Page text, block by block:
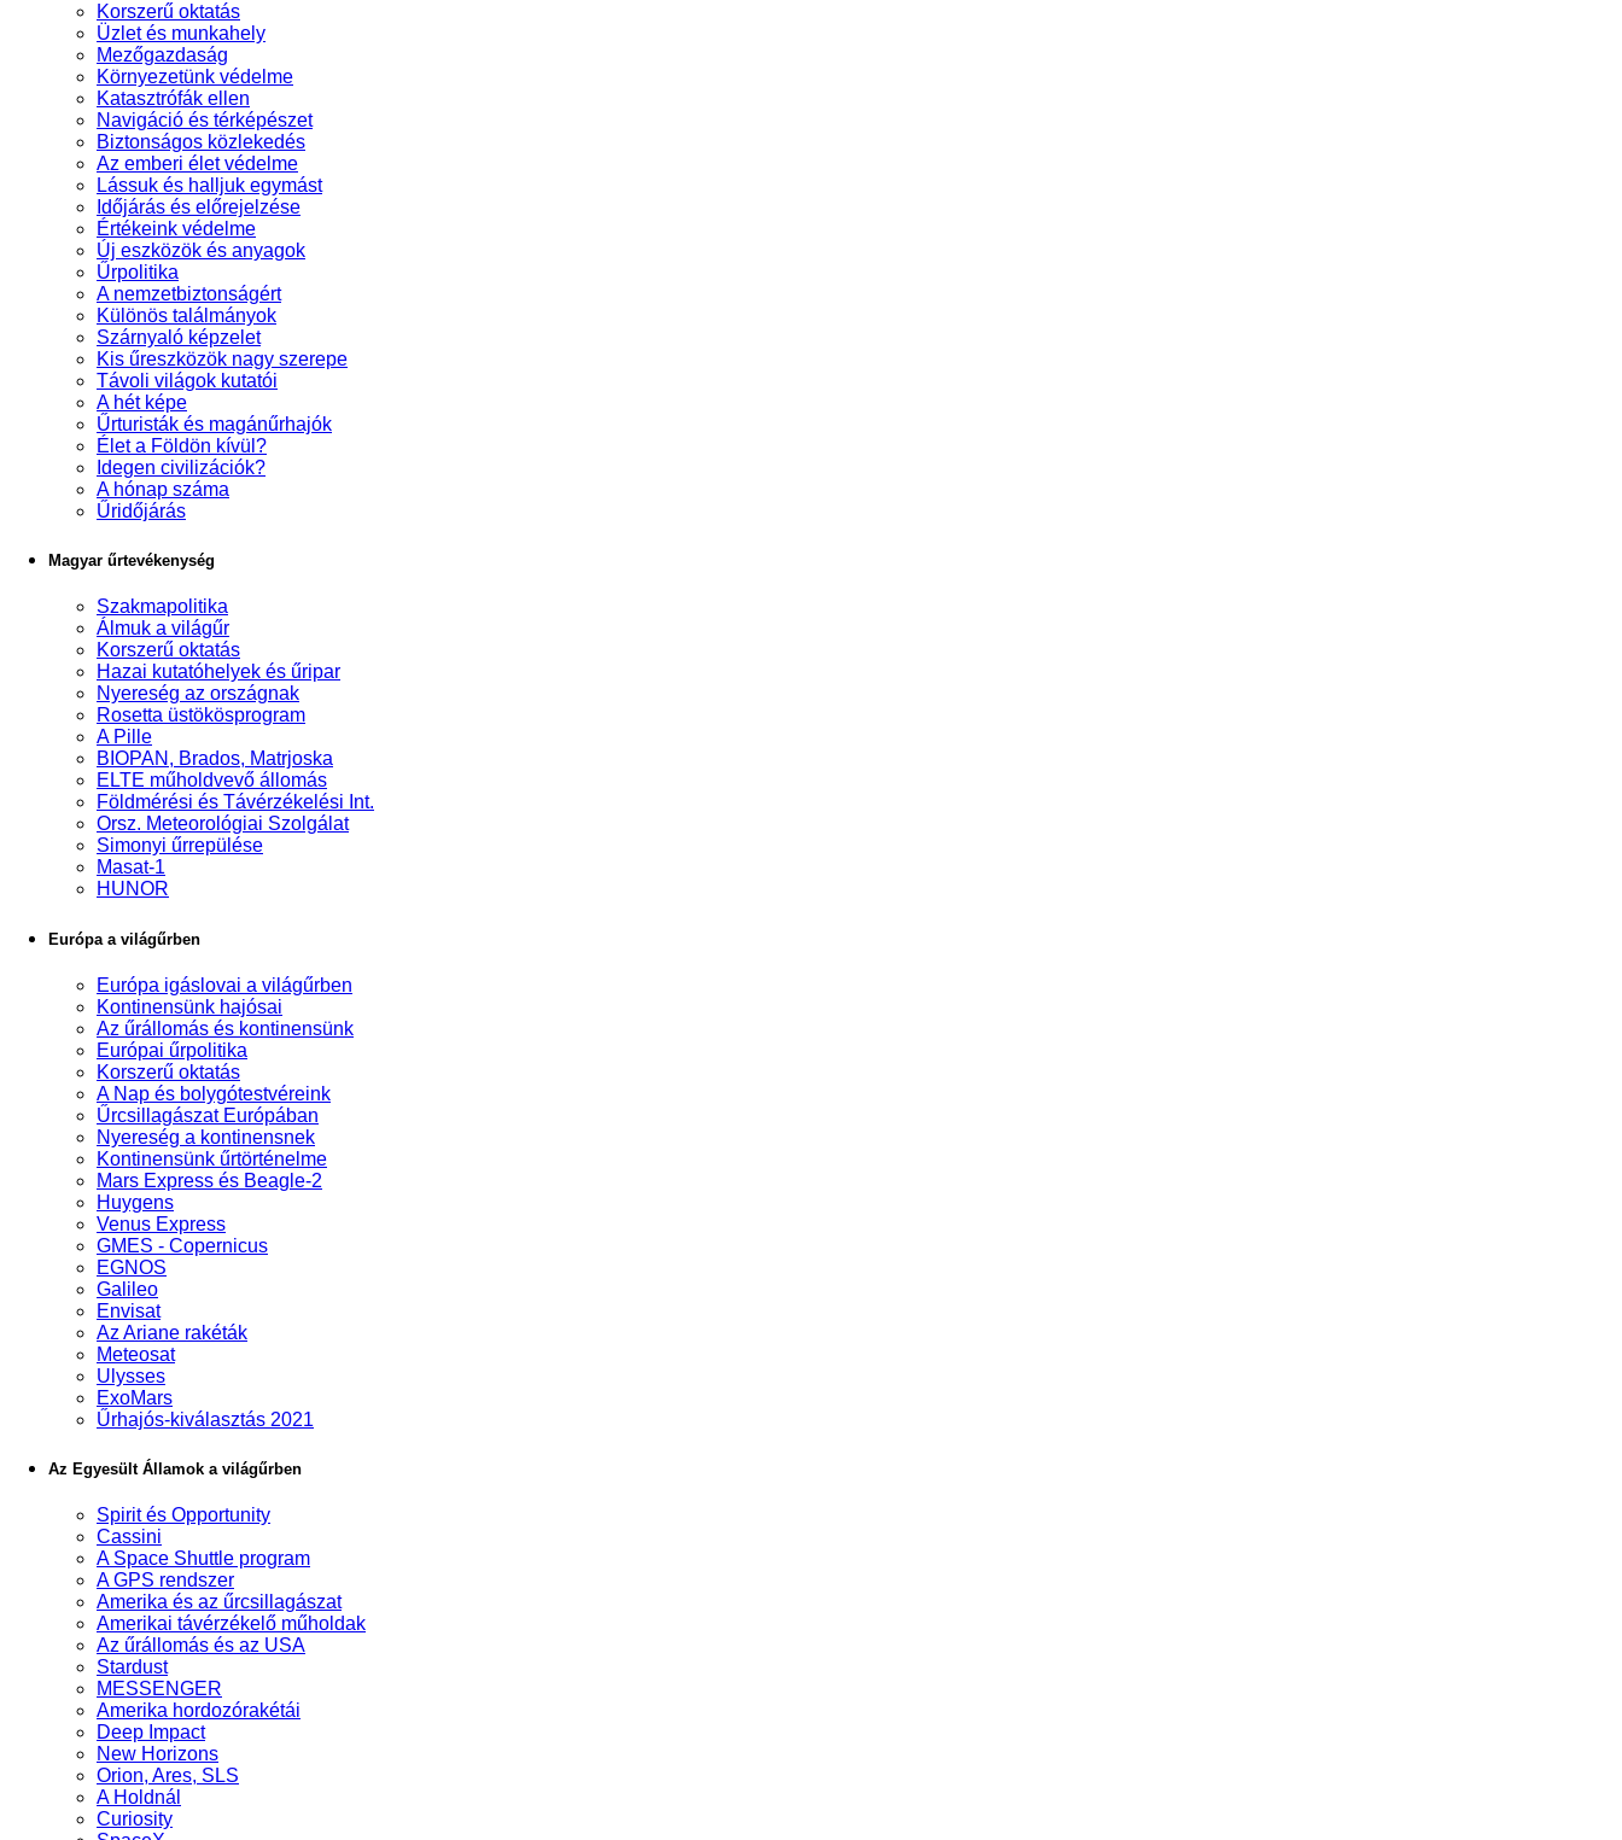
Korszerű oktatás
Üzlet és munkahely
Mezőgazdaság
Környezetünk védelme
Katasztrófák ellen
Navigáció és térképészet
Biztonságos közlekedés
Az emberi élet védelme
Lássuk és halljuk egymást
Időjárás és előrejelzése
Értékeink védelme
Új eszközök és anyagok
Űrpolitika
A nemzetbiztonságért
Különös találmányok
Szárnyaló képzelet
Kis űreszközök nagy szerepe
Távoli világok kutatói
A hét képe
Űrturisták és magánűrhajók
Élet a Földön kívül?
Idegen civilizációk?
A hónap száma
Űridőjárás
Magyar űrtevékenység
Szakmapolitika
Álmuk a világűr
Korszerű oktatás
Hazai kutatóhelyek és űripar
Nyereség az országnak
Rosetta üstökösprogram
A Pille
BIOPAN, Brados, Matrjoska
ELTE műholdvevő állomás
Földmérési és Távérzékelési Int.
Orsz. Meteorológiai Szolgálat
Simonyi űrrepülése
Masat-1
HUNOR
Európa a világűrben
Európa igáslovai a világűrben
Kontinensünk hajósai
Az űrállomás és kontinensünk
Európai űrpolitika
Korszerű oktatás
A Nap és bolygótestvéreink
Űrcsillagászat Európában
Nyereség a kontinensnek
Kontinensünk űrtörténelme
Mars Express és Beagle-2
Huygens
Venus Express
GMES - Copernicus
EGNOS
Galileo
Envisat
Az Ariane rakéták
Meteosat
Ulysses
ExoMars
Űrhajós-kiválasztás 2021
Az Egyesült Államok a világűrben
Spirit és Opportunity
Cassini
A Space Shuttle program
A GPS rendszer
Amerika és az űrcsillagászat
Amerikai távérzékelő műholdak
Az űrállomás és az USA
Stardust
MESSENGER
Amerika hordozórakétái
Deep Impact
New Horizons
Orion, Ares, SLS
A Holdnál
Curiosity